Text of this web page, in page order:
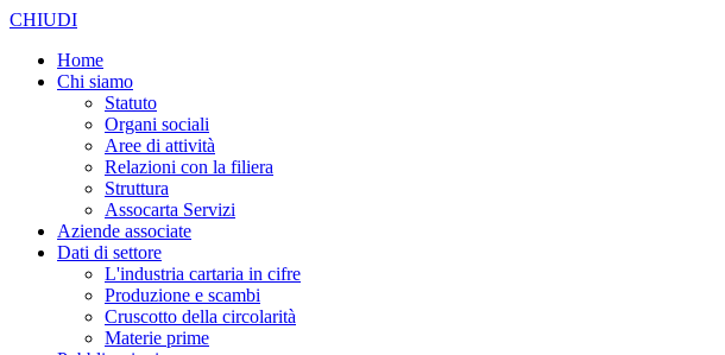
CHIUDI
Home
Chi siamo
Statuto
Organi sociali
Aree di attività
Relazioni con la filiera
Struttura
Assocarta Servizi
Aziende associate
Dati di settore
L'industria cartaria in cifre
Produzione e scambi
Cruscotto della circolarità
Materie prime